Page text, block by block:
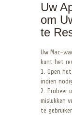
Uw
om
te
Uw Mac-
kunt het
1. Open
indien
2. Probeer
mislukken
te